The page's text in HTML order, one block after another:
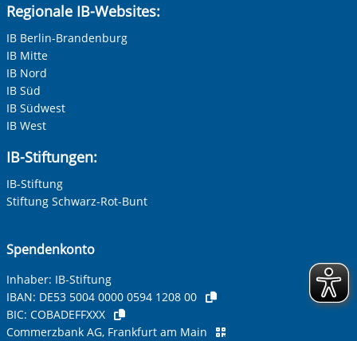
Regionale IB-Websites:
IB Berlin-Brandenburg
IB Mitte
IB Nord
IB Süd
IB Südwest
IB West
IB-Stiftungen:
IB-Stiftung
Stiftung Schwarz-Rot-Bunt
Spendenkonto
Inhaber: IB-Stiftung
IBAN: DE53 5004 0000 0594 1208 00
BIC: COBADEFFXXX
Commerzbank AG, Frankfurt am Main